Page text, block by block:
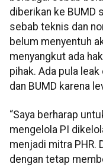
diberikan ke BUMD
sebab teknis dan
belum menyentuh
menyangkut ada
pihak. Ada pula
dan BUMD karena
“Saya berharap
mengelola PI
menjadi mitra PHR.
dengan tetap